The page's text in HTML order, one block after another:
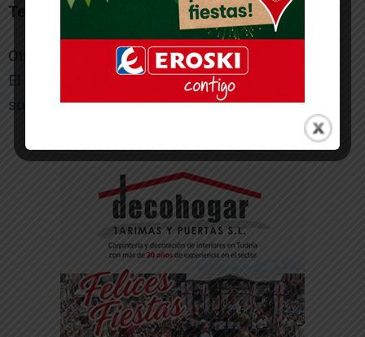
Texto y fotos: Santos Martínez
Otras noticias de interés:
El festival «De qué me suenas» de Cintruénigo,
solidario con Valencia